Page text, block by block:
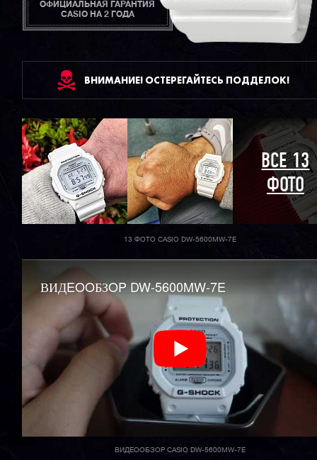
ОФИЦИАЛЬНАЯ ГАРАНТИЯ
CASIO НА 2 ГОДА
ВНИМАНИЕ! ОСТЕРЕГАЙТЕСЬ ПОДДЕЛОК!
ВСЕ 13
ФОТО
13 ФОТО CASIO DW-5600MW-7E
ВИДEOOБЗOP DW-5600MW-7E
ВИДЕООБЗОР CASIO DW-5600MW-7E